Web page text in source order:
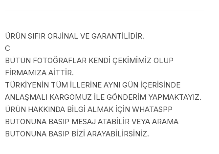
ÜRÜN SIFIR ORJİNAL VE GARANTİLİDİR.
C
BÜTÜN FOTOĞRAFLAR KENDİ ÇEKİMİMİZ OLUP
FİRMAMIZA AİTTİR.
TÜRKİYENİN TÜM İLLERİNE AYNI GÜN İÇERİSİNDE
ANLAŞMALI KARGOMUZ İLE GÖNDERİM YAPMAKTAYIZ.
ÜRÜN HAKKINDA BİLGİ ALMAK İÇİN WHATASPP
BUTONUNA BASIP MESAJ ATABİLİR VEYA ARAMA
BUTONUNA BASIP BİZİ ARAYABİLİRSİNİZ.